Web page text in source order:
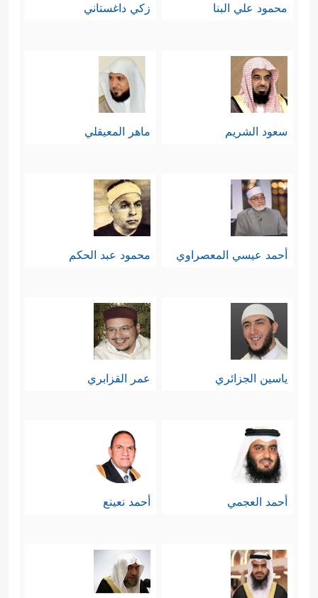
محمود علي البنا زكي داغستاني
سعود الشريم ماهر المعيقلي
أحمد عيسي المعصراوي محمود عبد الحكم
ياسين الجزائري عمر القزابري
أحمد العجمي أحمد نعينع